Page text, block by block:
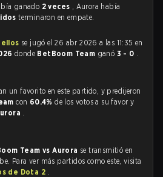
ganado 2 veces , Aurora había
terminaron en empate.
se jugó el 26 abr 2026 a las 11:35 en
donde BetBoom Team ganó 3 - 0 .
un favorito en este partido, y predijeron
con 60.4%de los votos a su favor y
.
Team vs Aurora se transmitió en
Para ver más partidos como este, visita
de Dota 2 .